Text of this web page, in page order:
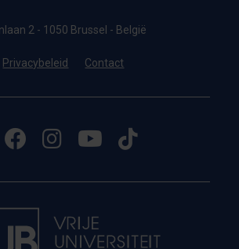
2 - 1050 Brussel - België
Privacybeleid Contact